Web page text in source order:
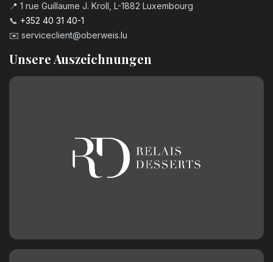
📍 1 rue Guillaume J. Kroll, L-1882 Luxembourg
📞 +352 40 31 40-1
✉️ serviceclient@oberweis.lu
Unsere Auszeichnungen